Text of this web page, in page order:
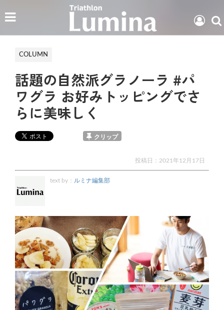
COLUMN
話題の自然派グラノーラ #パ
ワグラ お好みトッピングでさ
らに美味しく
クリップ
投稿日： 2021年12月17日
text by： ルミナ編集部